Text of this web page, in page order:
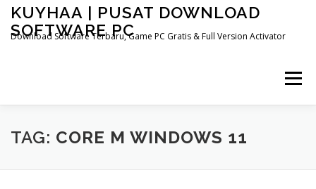
Skip
content
KUYHAA | PUSAT DOWNLOAD
SOFTWARE PC
Download Software Terbaru, Game PC Gratis & Full Version Activator
Menu
HOME CATEGORIES ABOUT US
TAG: CORE M WINDOWS 11